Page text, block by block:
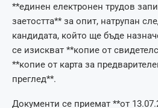
**единен електронен трудов
заетостта** за опит, натрупан
кандидата, който ще бъде
се изискват **копие от
**копие от карта за
преглед**.
Документи се приемат **от